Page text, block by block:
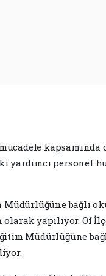
yardımcı personel
bağlı
yapılıyor. Of
Müdürlüğüne